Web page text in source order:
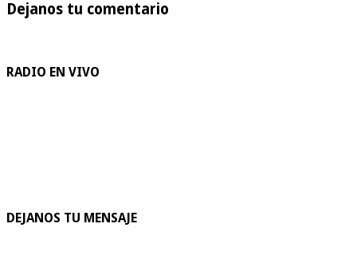
Dejanos tu comentario
RADIO EN VIVO
DEJANOS TU MENSAJE